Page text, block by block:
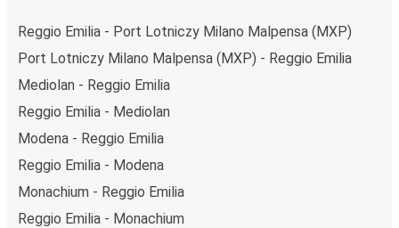
Reggio Emilia - Port Lotniczy Milano Malpensa (MXP)
Port Lotniczy Milano Malpensa (MXP) - Reggio Emilia
Mediolan - Reggio Emilia
Reggio Emilia - Mediolan
Modena - Reggio Emilia
Reggio Emilia - Modena
Monachium - Reggio Emilia
Reggio Emilia - Monachium